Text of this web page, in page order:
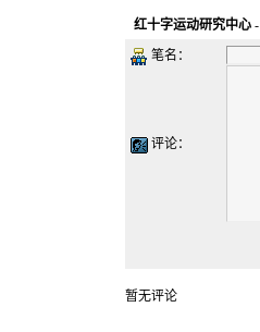
红十字运动研究中心 -
笔名：
评论：
暂无评论